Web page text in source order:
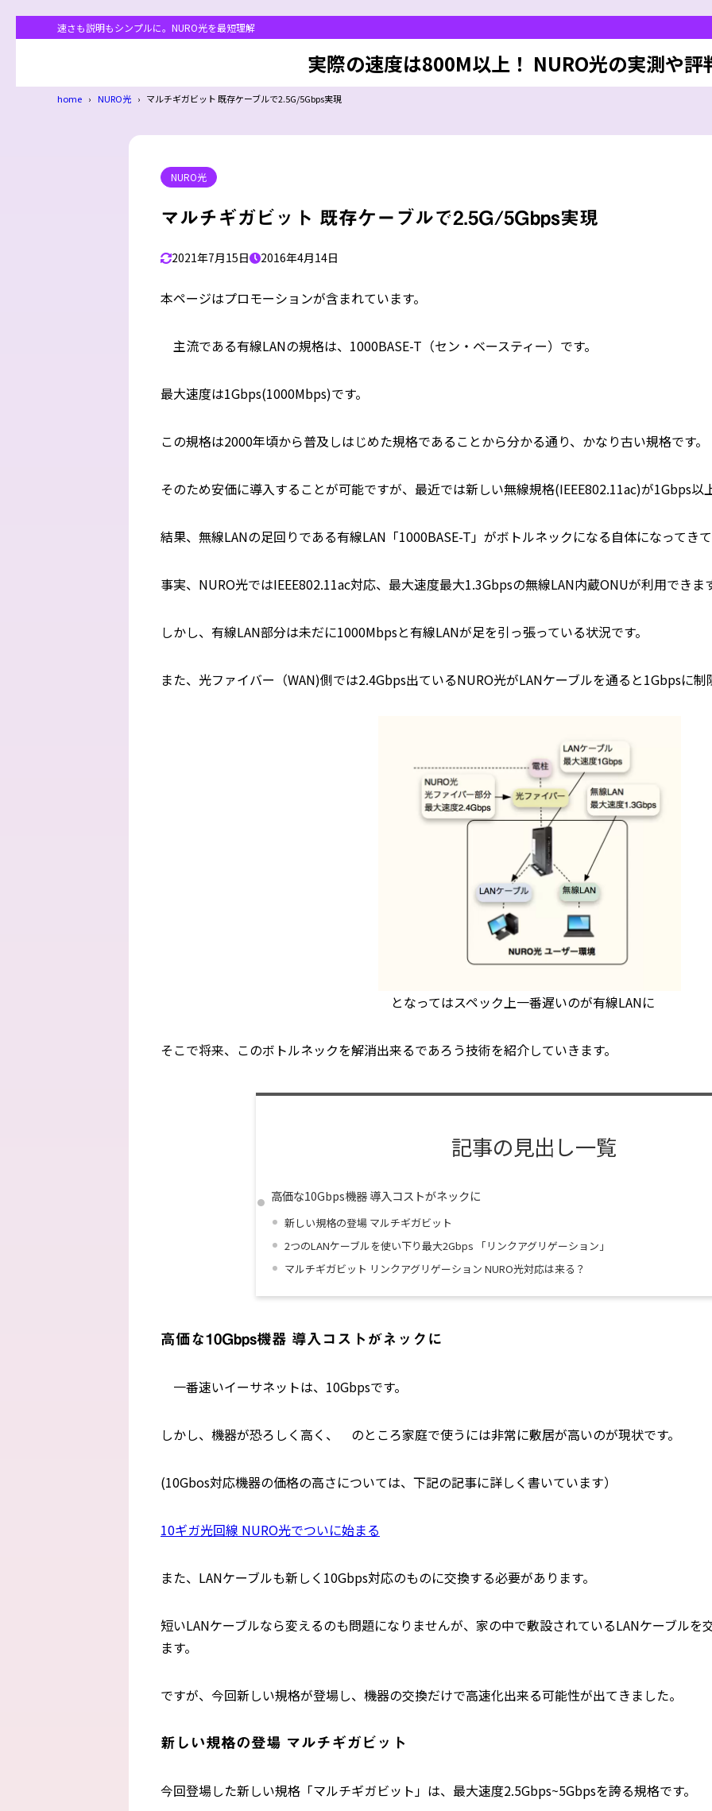
速さも説明もシンプルに。NURO光を最短理解
実際の速度は800M以上！ NURO光の実測や評
home NURO光 マルチギガビット 既存ケーブルで2.5G/5Gbps実現
NURO光
マルチギガビット 既存ケーブルで2.5G/5Gbps実現
2021年7月15日 2016年4月14日
本ページはプロモーションが含まれています。
主流である有線LANの規格は、1000BASE-T（セン・ベースティー）です。
最大速度は1Gbps(1000Mbps)です。
この規格は2000年頃から普及しはじめた規格であることから分かる通り、かなり古い規格です。
そのため安価に導入することが可能ですが、最近では新しい無線規格(IEEE802.11ac)が1Gbps以
結果、無線LANの足回りである有線LAN「1000BASE-T」がボトルネックになる自体になってき
事実、NURO光ではIEEE802.11ac対応、最大速度最大1.3Gbpsの無線LAN内蔵ONUが利用できま
しかし、有線LAN部分は未だに1000Mbpsと有線LANが足を引っ張っている状況です。
また、光ファイバー（WAN)側では2.4Gbps出ているNURO光がLANケーブルを通ると1Gbpsに
となってはスペック上一番遅いのが有線LANに
そこで将来、このボトルネックを解消出来るであろう技術を紹介していきます。
記事の見出し一覧
高価な10Gbps機器 導入コストがネックに
新しい規格の登場 マルチギガビット
2つのLANケーブルを使い下り最大2Gbps 「リンクアグリゲーション」
マルチギガビット リンクアグリゲーション NURO光対応は来る？
高価な10Gbps機器 導入コストがネックに
一番速いイーサネットは、10Gbpsです。
しかし、機器が恐ろしく高く、 のところ家庭で使うには非常に敷居が高いのが現状です。
(10Gbos対応機器の価格の高さについては、下記の記事に詳しく書いています）
10ギガ光回線 NURO光でついに始まる
また、LANケーブルも新しく10Gbps対応のものに交換する必要があります。
短いLANケーブルなら変えるのも問題になりませんが、家の中で敷設されているLANケーブルを
ます。
ですが、今回新しい規格が登場し、機器の交換だけで高速化出来る可能性が出てきました。
新しい規格の登場 マルチギガビット
今回登場した新しい規格「マルチギガビット」は、最大速度2.5Gbps~5Gbpsを誇る規格です。